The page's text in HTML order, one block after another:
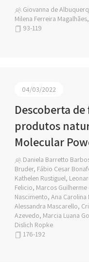
Giovanna de
Milena Ferreira
93-119
04/03/2022
Descoberta
produtos
Molecular
Daniela Barretto
Bruder, Fábio Cesar
Kathelen Rustiguel,
Felicio, Marcos
Nascimento, Ana
Alessandra Mascarello,
Azevedo, Marcia Luana
Dislich Ropke
176-192